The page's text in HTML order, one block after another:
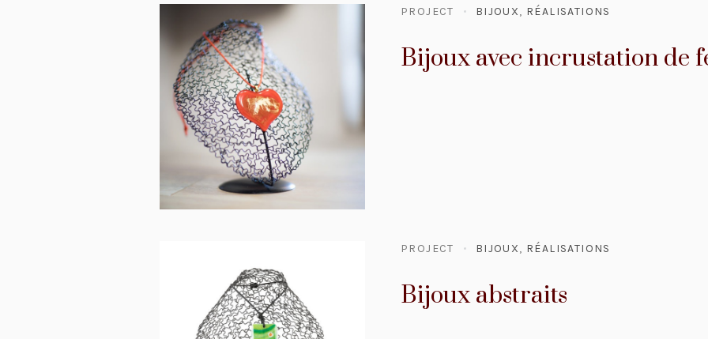
PROJECT BIJOUX, RÉALISATIONS
Bijoux avec incrustation de
PROJECT BIJOUX, RÉALISATIONS
Bijoux abstraits